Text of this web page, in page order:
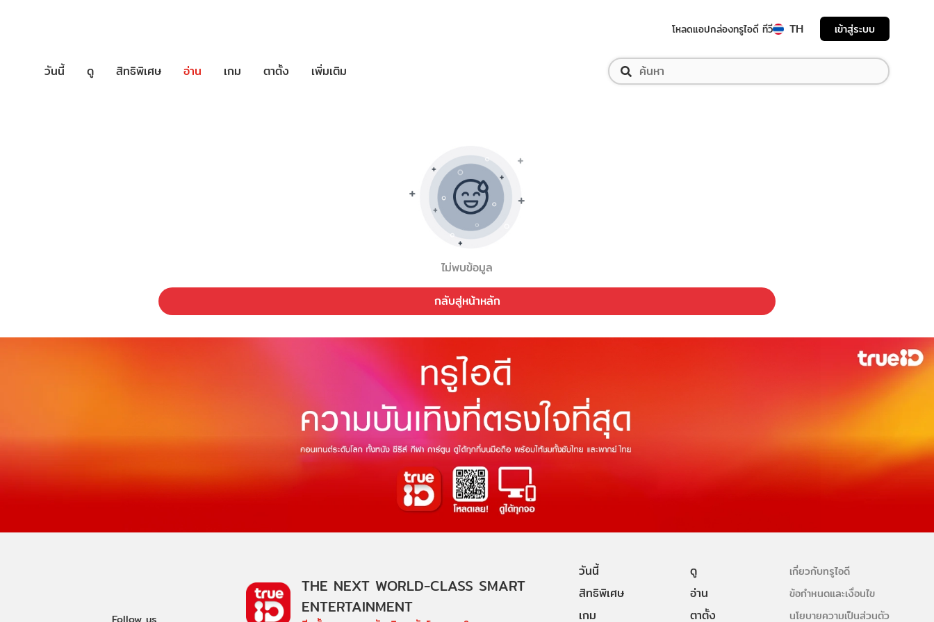
โหลดแอปกล่องทรูไอดี ทีวี TH เข้าสู่ระบบ
วันนี้ ดู สิทธิพิเศษ อ่าน เกม ตาตั้ง เพิ่มเติม
ไม่พบข้อมูล
กลับสู่หน้าหลัก
THE NEXT WORLD-CLASS SMART
ENTERTAINMENT
วันนี้
ดู
สิทธิพิเศษ
อ่าน
เกม
ตาตั้ง
เกี่ยวกับทรูไอดี
ข้อกำหนดและเงื่อนไข
นโยบายความเป็นส่วนตัว